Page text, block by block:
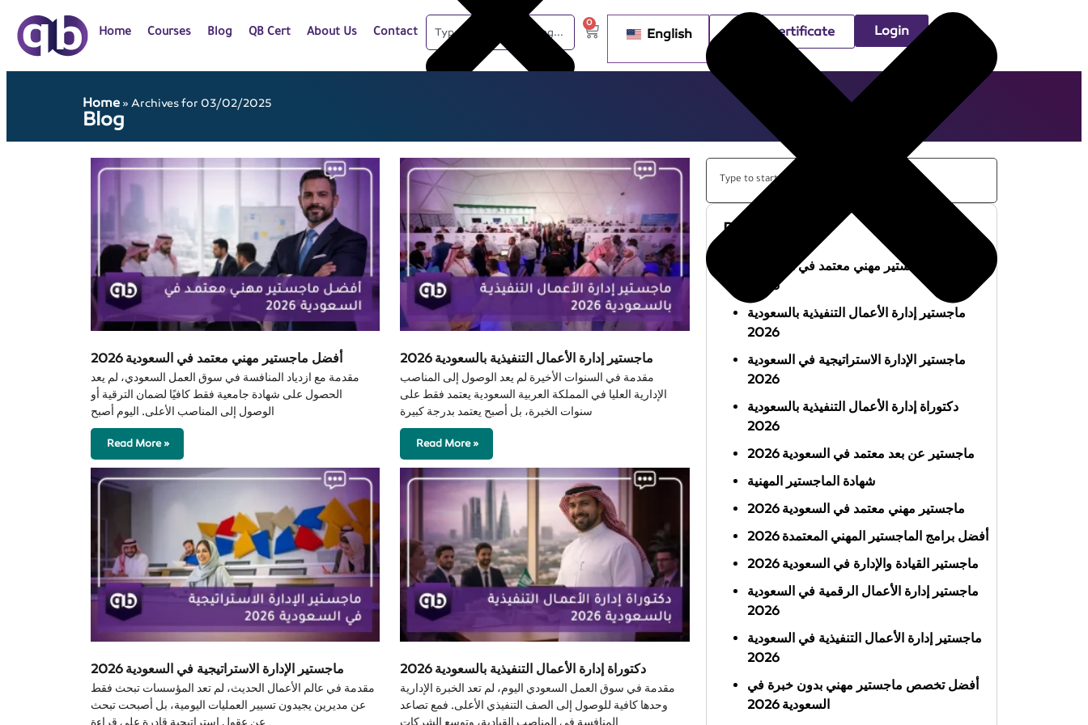
Home Courses Blog QB Cert About Us Contact
0
English Check certificate Login
Home » Archives for 03/02/2025
Blog
أفضل ماجستير مهني معتمد في السعودية 2026
مقدمة مع ازدياد المنافسة في سوق العمل السعودي، لم يعد
الحصول على شهادة جامعية فقط كافيًا لضمان الترقية أو
الوصول إلى المناصب الأعلى. اليوم أصبح
Read More »
ماجستير إدارة الأعمال التنفيذية بالسعودية 2026
مقدمة في السنوات الأخيرة لم يعد الوصول إلى المناصب
الإدارية العليا في المملكة العربية السعودية يعتمد فقط على
سنوات الخبرة، بل أصبح يعتمد بدرجة كبيرة
Read More »
ماجستير الإدارة الاستراتيجية في السعودية 2026
مقدمة في عالم الأعمال الحديث، لم تعد المؤسسات تبحث فقط
عن مديرين يجيدون تسيير العمليات اليومية، بل أصبحت تبحث
عن عقول استراتيجية قادرة على قراءة
دكتوراة إدارة الأعمال التنفيذية بالسعودية 2026
مقدمة في سوق العمل السعودي اليوم، لم تعد الخبرة الإدارية
وحدها كافية للوصول إلى الصف التنفيذي الأعلى. فمع تصاعد
المنافسة في المناصب القيادية، وتوسع الشركات
Recent Posts
أفضل ماجستير مهني معتمد في السعودية
2026
ماجستير إدارة الأعمال التنفيذية بالسعودية
2026
ماجستير الإدارة الاستراتيجية في السعودية
2026
دكتوراة إدارة الأعمال التنفيذية بالسعودية
2026
ماجستير عن بعد معتمد في السعودية 2026
شهادة الماجستير المهنية
ماجستير مهني معتمد في السعودية 2026
أفضل برامج الماجستير المهني المعتمدة 2026
ماجستير القيادة والإدارة في السعودية 2026
ماجستير إدارة الأعمال الرقمية في السعودية
2026
ماجستير إدارة الأعمال التنفيذية في السعودية
2026
أفضل تخصص ماجستير مهني بدون خبرة في
السعودية 2026